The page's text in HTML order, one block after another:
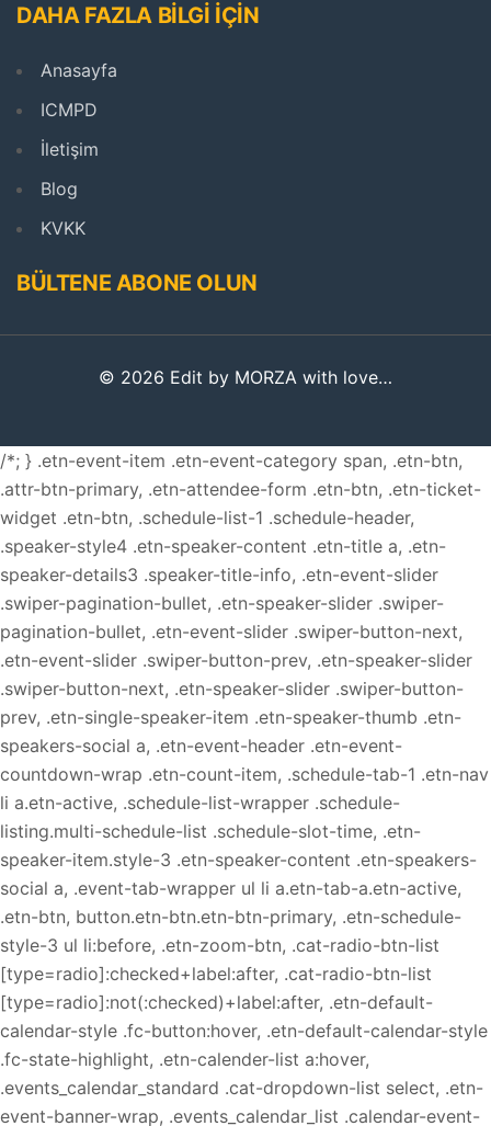
DAHA FAZLA BİLGİ İÇİN
Anasayfa
ICMPD
İletişim
Blog
KVKK
BÜLTENE ABONE OLUN
© 2026 Edit by MORZA with love…
/*; } .etn-event-item .etn-event-category span, .etn-btn,
.attr-btn-primary, .etn-attendee-form .etn-btn, .etn-ticket-
widget .etn-btn, .schedule-list-1 .schedule-header,
.speaker-style4 .etn-speaker-content .etn-title a, .etn-
speaker-details3 .speaker-title-info, .etn-event-slider
.swiper-pagination-bullet, .etn-speaker-slider .swiper-
pagination-bullet, .etn-event-slider .swiper-button-next,
.etn-event-slider .swiper-button-prev, .etn-speaker-slider
.swiper-button-next, .etn-speaker-slider .swiper-button-
prev, .etn-single-speaker-item .etn-speaker-thumb .etn-
speakers-social a, .etn-event-header .etn-event-
countdown-wrap .etn-count-item, .schedule-tab-1 .etn-nav
li a.etn-active, .schedule-list-wrapper .schedule-
listing.multi-schedule-list .schedule-slot-time, .etn-
speaker-item.style-3 .etn-speaker-content .etn-speakers-
social a, .event-tab-wrapper ul li a.etn-tab-a.etn-active,
.etn-btn, button.etn-btn.etn-btn-primary, .etn-schedule-
style-3 ul li:before, .etn-zoom-btn, .cat-radio-btn-list
[type=radio]:checked+label:after, .cat-radio-btn-list
[type=radio]:not(:checked)+label:after, .etn-default-
calendar-style .fc-button:hover, .etn-default-calendar-style
.fc-state-highlight, .etn-calender-list a:hover,
.events_calendar_standard .cat-dropdown-list select, .etn-
event-banner-wrap, .events_calendar_list .calendar-event-